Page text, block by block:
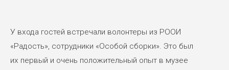
У входа гостей встречали волонтеры из РООИ
«Радость», сотрудники «Особой сборки». Это был
их первый и очень положительный опыт в музее